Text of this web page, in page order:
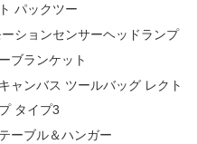
パックツー
ションセンサーヘッドランプ
ブランケット
ャンバス ツールバッグ レクト
タイプ3
ーブル＆ハンガー